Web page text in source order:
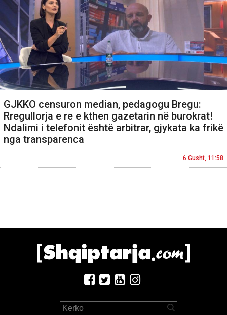
GJKKO censuron median, pedagogu Bregu:
Rregullorja e re e kthen gazetarin në burokrat!
Ndalimi i telefonit është arbitrar, gjykata ka frikë
nga transparenca
6 Gusht, 11:58